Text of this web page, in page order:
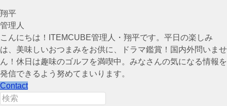
翔平
管理人
こんにちは！ITEMCUBE管理人・翔平です。平日の楽しみ
は、美味しいおつまみをお供に、ドラマ鑑賞！国内外問いませ
ん！休日は趣味のゴルフを満喫中。みなさんの気になる情報を
発信できるよう努めてまいります。
Contact